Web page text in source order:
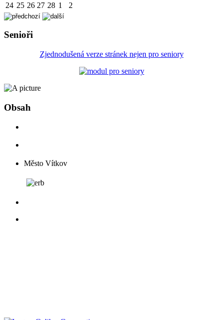
24 25 26 27 28 1 2
Senioři
Zjednodušená verze stránek nejen pro seniory
Obsah
Město Vítkov